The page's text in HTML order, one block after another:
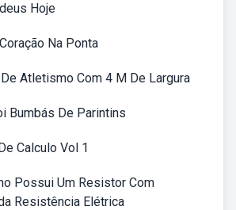
Hoje
Na Ponta
Atletismo Com 4 M De Largura
Bumbás De Parintins
Calculo Vol 1
Possui Um Resistor Com
Resistência Elétrica